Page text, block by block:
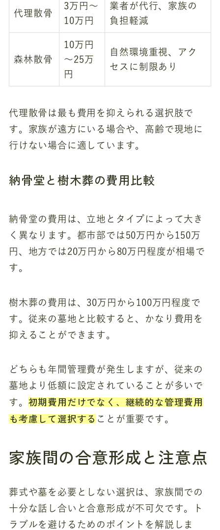
代理散骨
3万円～
10万円
業者が代行、家族の
負担軽減
森林散骨
10万円
～25万
円
自然環境重視、アク
セスに制限あり
代理散骨は最も費用を抑えられる選択肢で
す。家族が遠方にいる場合や、高齢で現地に
行けない場合に適しています。
納骨堂と樹木葬の費用比較
納骨堂の費用は、立地とタイプによって大き
く異なります。都市部では50万円から150万
円、地方では20万円から80万円程度が相場で
す。
樹木葬の費用は、30万円から100万円程度で
す。従来の墓地と比較すると、かなり費用を
抑えることができます。
どちらも年間管理費が発生しますが、従来の
墓地より低額に設定されていることが多いで
す。 初期費用だけでなく、継続的な管理費用
も考慮して選択することが重要です。
家族間の合意形成と注意点
葬式や墓を必要としない選択は、家族間での
十分な話し合いと合意形成が不可欠です。ト
ラブルを避けるためのポイントを解説しま